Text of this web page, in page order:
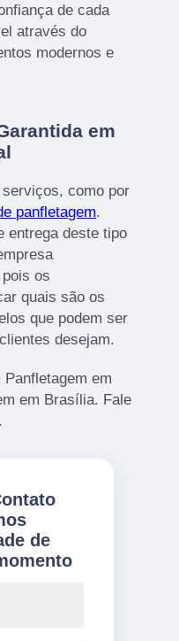
de cada
através do
modernos e
em
como por
panfletagem.
entrega deste tipo
os
quais são os
que podem ser
desejam.
em
em Brasília. Fale
de